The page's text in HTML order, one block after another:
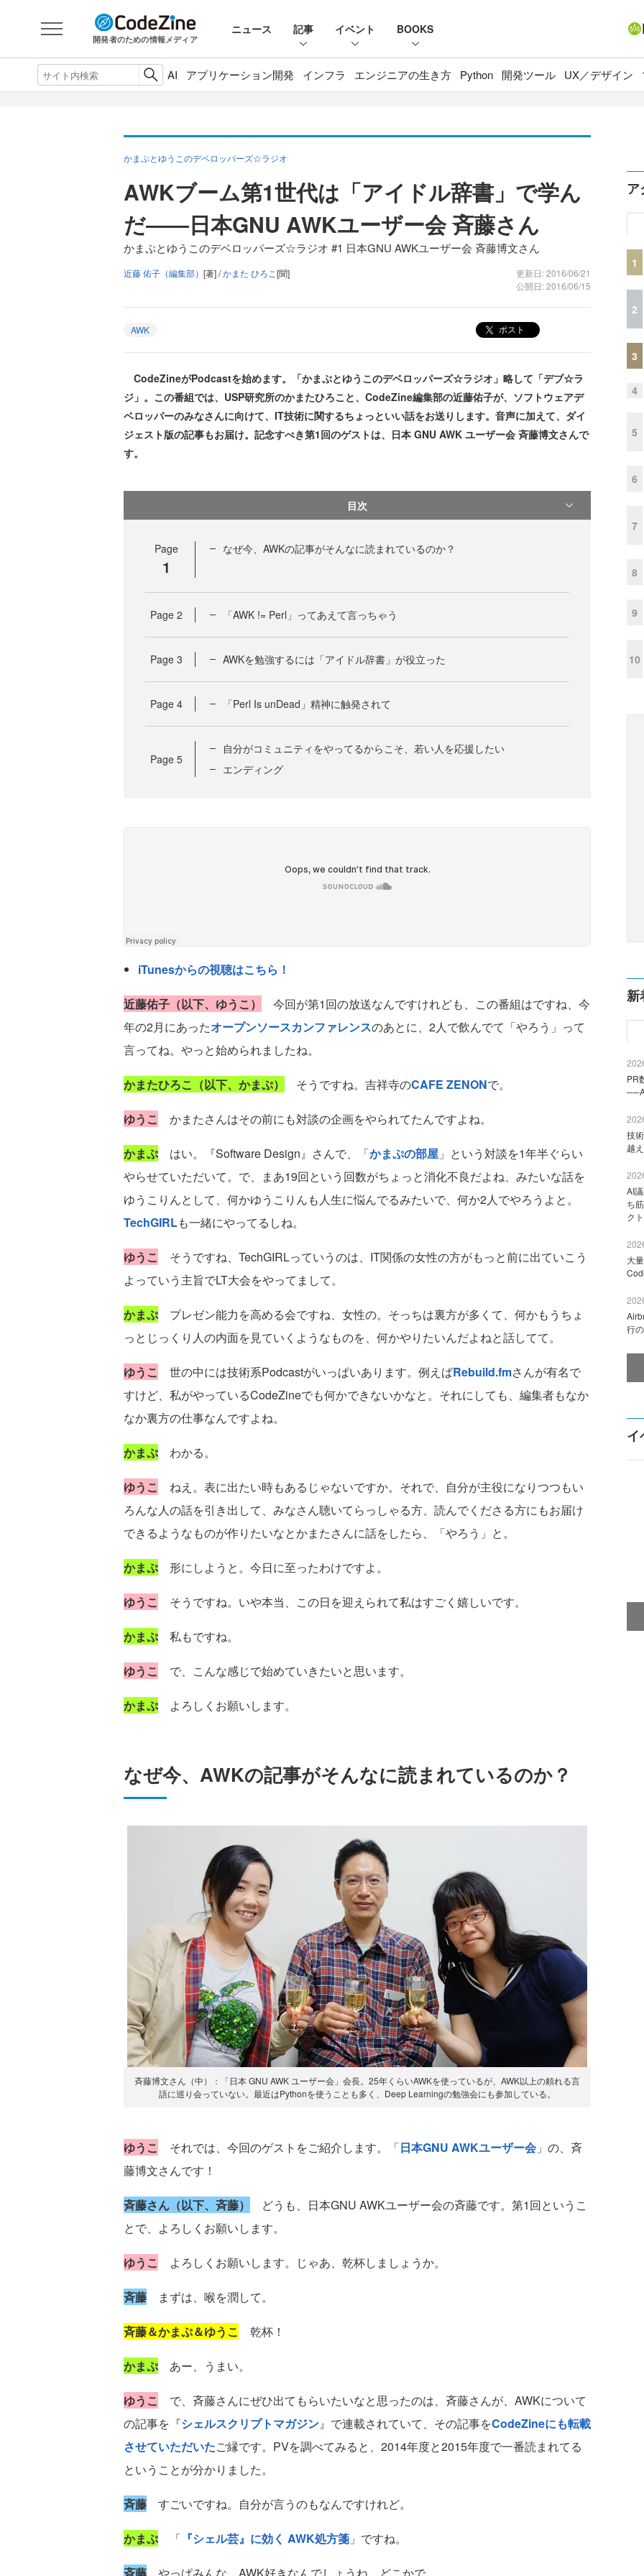
開発者のための情報メディア
ニュース 記事 イベント BOOKS
AI アプリケーション開発 インフラ エンジニアの生き方 Python 開発ツール UX／デザイン
かまぷとゆうこのデベロッパーズ☆ラジオ
AWKブーム第1世代は「アイドル辞書」で学ん
だ――日本GNU AWKユーザー会 斉藤さん
かまぷとゆうこのデベロッパーズ☆ラジオ #1 日本GNU AWKユーザー会 斉藤博文さん
近藤 佑子（編集部） [著] /かまた ひろこ[聞]
更新日: 2016/06/21
公開日: 2016/06/15
AWK ポスト
CodeZineがPodcastを始めます。「かまぷとゆうこのデベロッパーズ☆ラジオ」略して「デブ☆ラ
ジ」。この番組では、USP研究所のかまたひろこと、CodeZine編集部の近藤佑子が、ソフトウェアデ
ベロッパーのみなさんに向けて、IT技術に関するちょっといい話をお送りします。音声に加えて、ダイ
ジェスト版の記事もお届け。記念すべき第1回のゲストは、日本 GNU AWK ユーザー会 斉藤博文さんで
す。
目次
Page
1
なぜ今、AWKの記事がそんなに読まれているのか？
Page 2 「AWK != Perl」ってあえて言っちゃう
Page 3 AWKを勉強するには「アイドル辞書」が役立った
Page 4 「Perl Is unDead」精神に触発されて
Page 5
自分がコミュニティをやってるからこそ、若い人を応援したい
エンディング
iTunesからの視聴はこちら！
近藤佑子（以下、ゆうこ）
今回が第1回の放送なんですけれども、この番組はですね、今
年の2月にあったオープンソースカンファレンスのあとに、2人で飲んでて「やろう」って
言ってね。やっと始められましたね。
かまたひろこ（以下、かまぷ） そうですね。吉祥寺のCAFE ZENONで。
ゆうこ かまたさんはその前にも対談の企画をやられてたんですよね。
かまぷはい。『Software Design』さんで、「かまぷの部屋 」という対談を1年半ぐらい
やらせていただいて。で、まあ19回という回数がちょっと消化不良だよね、みたいな話を
ゆうこりんとして、何かゆうこりんも人生に悩んでるみたいで、何か2人でやろうよと。
TechGIRLも一緒にやってるしね。
ゆうこ そうですね、TechGIRLっていうのは、IT関係の女性の方がもっと前に出ていこう
よっていう主旨でLT大会をやってまして。
かまぷプレゼン能力を高める会ですね、女性の。そっちは裏方が多くて、何かもうちょ
っとじっくり人の内面を見ていくようなものを、何かやりたいんだよねと話してて。
ゆうこ 世の中には技術系Podcastがいっぱいあります。例えばRebuild.fmさんが有名で
すけど、私がやっているCodeZineでも何かできないかなと。それにしても、編集者もなか
なか裏方の仕事なんですよね。
かまぷわかる。
ゆうこ ねえ。表に出たい時もあるじゃないですか。それで、自分が主役になりつつもい
ろんな人の話を引き出して、みなさん聴いてらっしゃる方、読んでくださる方にもお届け
できるようなものが作りたいなとかまたさんに話をしたら、「やろう」と。
かまぷ形にしようと。今日に至ったわけですよ。
ゆうこ そうですね。いや本当、この日を迎えられて私はすごく嬉しいです。
かまぷ私もですね。
ゆうこ で、こんな感じで始めていきたいと思います。
かまぷよろしくお願いします。
なぜ今、AWKの記事がそんなに読まれているのか？
斉藤博文さん（中）：「日本 GNU AWK ユーザー会」会長。25年くらいAWKを使っているが、AWK以上の頼れる言
語に巡り会っていない。最近はPythonを使うことも多く、Deep Learningの勉強会にも参加している。
ゆうこ それでは、今回のゲストをご紹介します。「日本GNU AWKユーザー会 」の、斉
藤博文さんです！
斉藤さん（以下、斉藤）
どうも、日本GNU AWKユーザー会の斉藤です。第1回というこ
とで、よろしくお願いします。
ゆうこ よろしくお願いします。じゃあ、乾杯しましょうか。
斉藤 まずは、喉を潤して。
斉藤＆かまぷ＆ゆうこ 乾杯！
かまぷあー、うまい。
ゆうこ で、斉藤さんにぜひ出てもらいたいなと思ったのは、斉藤さんが、AWKについて
の記事を『シェルスクリプトマガジン』で連載されていて、その記事をCodeZineにも転載
させていただいたご縁です。PVを調べてみると、2014年度と2015年度で一番読まれてる
ということが分かりました。
斉藤 すごいですね。自分が言うのもなんですけれど。
かまぷ「 『シェル芸』に効く AWK処方箋 」ですね。
ア
1
2
3
4
5
6
7
8
9
10
新
PR
技
越
AI
ち
ク
大
行
イ